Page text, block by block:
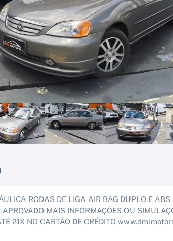
RODAS DE LIGA AIR BAG DUPLO E ABS
MAIS INFORMAÇÕES OU
21X NO CARTÃO DE CRÉDITO